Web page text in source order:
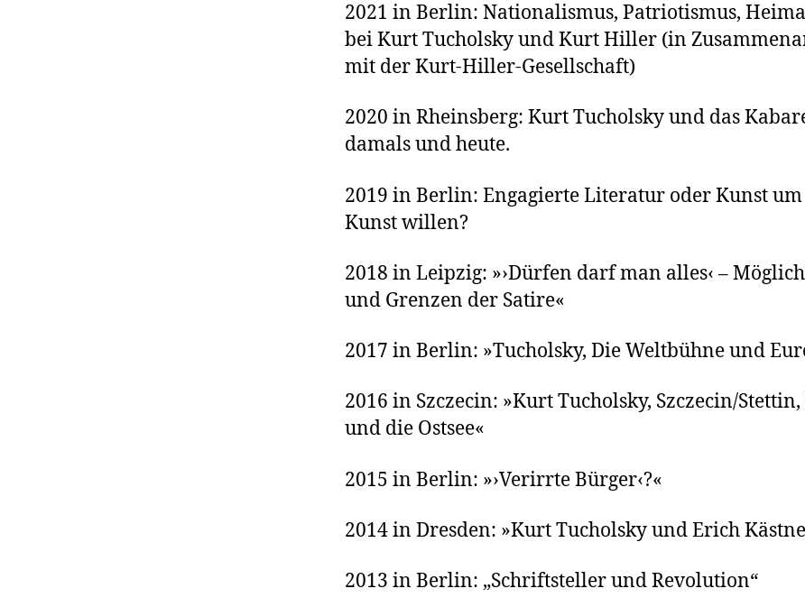
2021 in Berlin: Nationalismus, Patriotismus,
bei Kurt Tucholsky und Kurt Hiller (in
mit der Kurt-Hiller-Gesellschaft)
2020 in Rheinsberg: Kurt Tucholsky und das
damals und heute.
2019 in Berlin: Engagierte Literatur oder Kunst
Kunst willen?
2018 in Leipzig: »›Dürfen darf man alles‹ –
und Grenzen der Satire«
2017 in Berlin: »Tucholsky, Die Weltbühne und
2016 in Szczecin: »Kurt Tucholsky, Szczecin/
und die Ostsee«
2015 in Berlin: »›Verirrte Bürger‹?«
2014 in Dresden: »Kurt Tucholsky und Erich
2013 in Berlin: „Schriftsteller und Revolution“